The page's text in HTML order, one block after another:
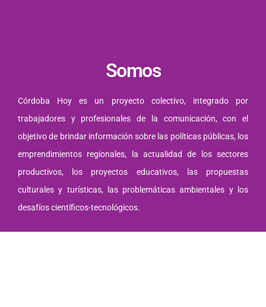
Somos
Córdoba Hoy es un proyecto colectivo, integrado por
trabajadores y profesionales de la comunicación, con el
objetivo de brindar información sobre las políticas públicas, los
emprendimientos regionales, la actualidad de los sectores
productivos, los proyectos educativos, las propuestas
culturales y turísticas, las problemáticas ambientales y los
desafíos científicos-tecnológicos.